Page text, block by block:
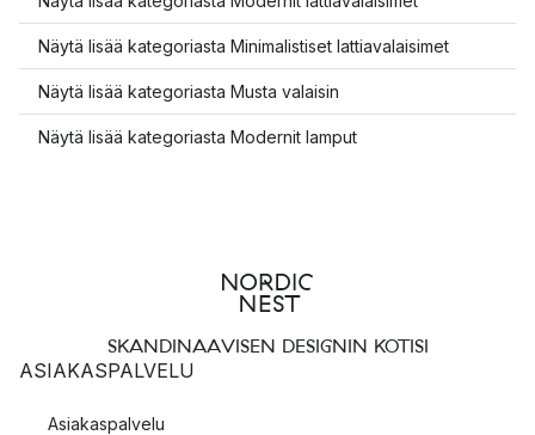
Näytä lisää kategoriasta Minimalistiset lattiavalaisimet
Näytä lisää kategoriasta Musta valaisin
Näytä lisää kategoriasta Modernit lamput
SKANDINAAVISEN DESIGNIN KOTISI
ASIAKASPALVELU
Asiakaspalvelu